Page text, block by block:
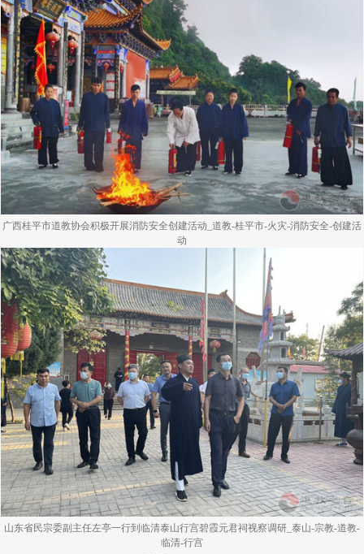
广西桂平市道教协会积极开展消防安全创建活动_道教-桂平市-火灾-消防安全-创建活
动
山东省民宗委副主任左亭一行到临清泰山行宫碧霞元君祠视察调研_泰山-宗教-道教-
临清-行宫